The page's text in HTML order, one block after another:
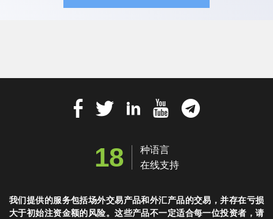
18
种语言
在线支持
我们提供的服务包括场外交易产品和外汇产品的交易，并存在亏损
大于初始注资金额的风险。这些产品不一定适合每一位投资者，请